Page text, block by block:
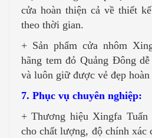
cửa hoàn thiện cả về thiết
theo thời gian.
+ Sản phẩm cửa nhôm
hãng tem đỏ Quảng Đông
và luôn giữ được vẻ đẹp
7. Phục vụ chuyên nghiệp:
+ Thương hiệu Xingfa Tuấn
cho chất lượng, độ chính xác